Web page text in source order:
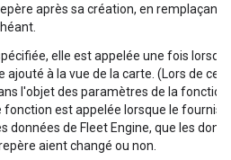
après sa création, en remplaçant
elle est appelée une fois
ajouté à la vue de la carte. (Lors de cet
l'objet des paramètres de la
fonction est appelée lorsque le
données de Fleet Engine, que les
aient changé ou non.